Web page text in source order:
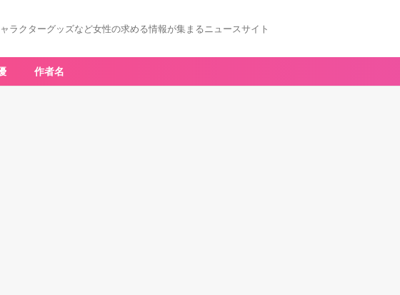
ラクターグッズなど女性の求める情報が集まるニュースサイト
作者名